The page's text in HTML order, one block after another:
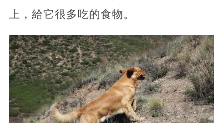
上，給它很多吃的食物。